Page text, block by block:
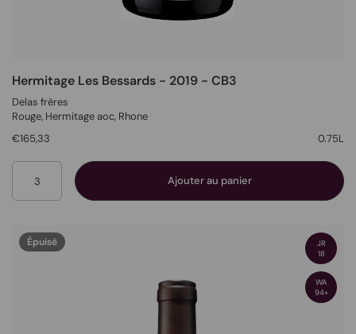
Hermitage Les Bessards - 2019 - CB3
Delas frères
Rouge, Hermitage aoc, Rhone
€165,33
0.75L
Quantité
Ajouter au panier
JR
18
WA
94+
Épuisé